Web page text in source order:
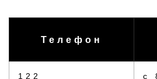
Телефон
122
с